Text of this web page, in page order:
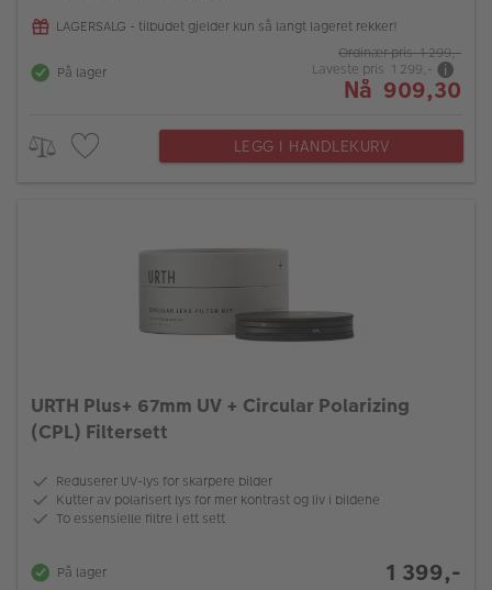
LAGERSALG - tilbudet gjelder kun så langt lageret rekker!
På lager
Ordinær pris 1 299,-
Laveste pris 1 299,-
Nå 909,30
LEGG I HANDLEKURV
URTH Plus+ 67mm UV + Circular Polarizing
(CPL) Filtersett
Reduserer UV-lys for skarpere bilder
Kutter av polarisert lys for mer kontrast og liv i bildene
To essensielle filtre i ett sett
På lager 1 399,-